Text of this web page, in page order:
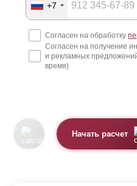
+7
Согласен на обработку
Согласен на получение
и рекламных
время)
Начать расчет